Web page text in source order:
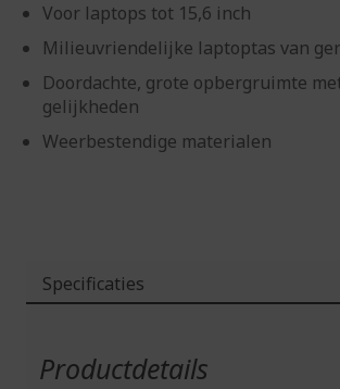
Voor laptops tot 15,6 inch
Milieuvriendelijke laptoptas van
Doordachte, grote opbergruimte
gelijkheden
Weerbestendige materialen
Specificaties
Productdetails